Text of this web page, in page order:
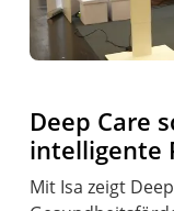
Deep Care
intelligente
Mit Isa zeigt